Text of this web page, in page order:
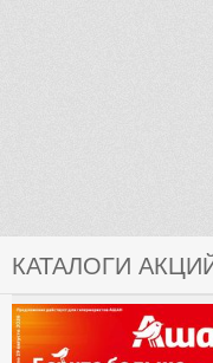
КАТАЛОГИ